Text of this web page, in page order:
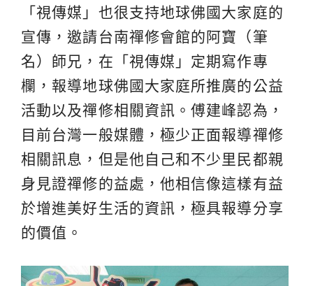
「視傳媒」也很支持地球佛國大家庭的
宣傳，邀請台南禪修會館的阿寶（筆
名）師兄，在「視傳媒」定期寫作專
欄，報導地球佛國大家庭所推廣的公益
活動以及禪修相關資訊。傅建峰認為，
目前台灣一般媒體，極少正面報導禪修
相關訊息，但是他自己和不少里民都親
身見證禪修的益處，他相信像這樣有益
於增進美好生活的資訊，極具報導分享
的價值。